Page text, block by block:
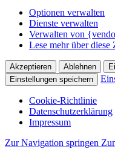
Optionen verwalten
Dienste verwalten
Verwalten von
Lese mehr über diese
Akzeptieren Ablehnen
Einstellungen speichern
Cookie-Richtlinie
Datenschutzerklärung
Impressum
Zur Navigation springen